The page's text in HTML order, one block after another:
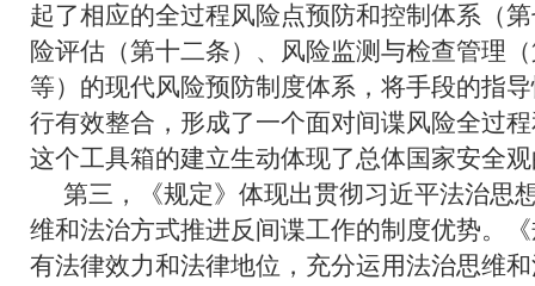
起了相应的全过程风险点预防和控制体系（
险评估（第十二条）、风险监测与检查管理
等）的现代风险预防制度体系，将手段的指
行有效整合，形成了一个面对间谍风险全过
这个工具箱的建立生动体现了总体国家安全
第三，《规定》体现出贯彻习近平法治思
维和法治方式推进反间谍工作的制度优势。
有法律效力和法律地位，充分运用法治思维